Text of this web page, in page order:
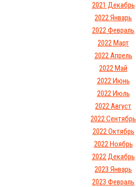
2021 Декабрь
2022 Январь
2022 Февраль
2022 Март
2022 Апрель
2022 Май
2022 Июнь
2022 Июль
2022 Август
2022 Сентябрь
2022 Октябрь
2022 Ноябрь
2022 Декабрь
2023 Январь
2023 Февраль